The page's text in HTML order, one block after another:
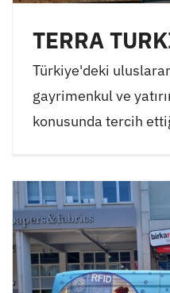
TERRA
Türkiye'deki
gayrimenkul ve
konusunda tercih